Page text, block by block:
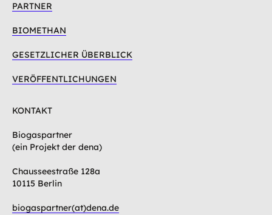
PARTNER
BIOMETHAN
GESETZLICHER ÜBERBLICK
VERÖFFENTLICHUNGEN
KONTAKT
Biogaspartner
(ein Projekt der dena)
Chausseestraße 128a
10115 Berlin
biogaspartner(at)dena.de